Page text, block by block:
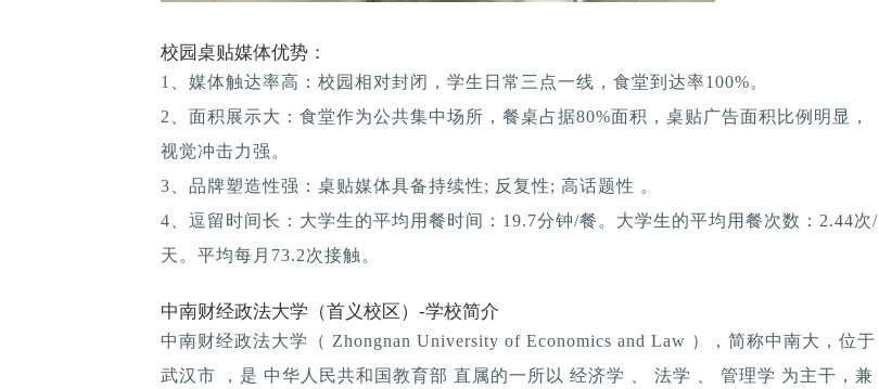
校园桌贴媒体优势：
1、媒体触达率高：校园相对封闭，学生日常三点一线，食堂到达率100%。
2、面积展示大：食堂作为公共集中场所，餐桌占据80%面积，桌贴广告面积比例明显，
视觉冲击力强。
3、品牌塑造性强：桌贴媒体具备持续性; 反复性; 高话题性 。
4、逗留时间长：大学生的平均用餐时间：19.7分钟/餐。大学生的平均用餐次数：2.44次/
天。平均每月73.2次接触。
中南财经政法大学（首义校区）-学校简介
中南财经政法大学（ Zhongnan University of Economics and Law ），简称中南大，位于
武汉市 ，是 中华人民共和国教育部 直属的一所以 经济学 、 法学 、 管理学 为主干，兼